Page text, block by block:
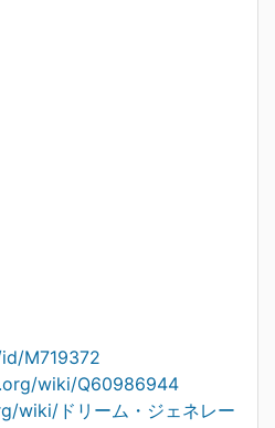
M719372
wiki/Q60986944
wiki/ドリーム・ジェネレー